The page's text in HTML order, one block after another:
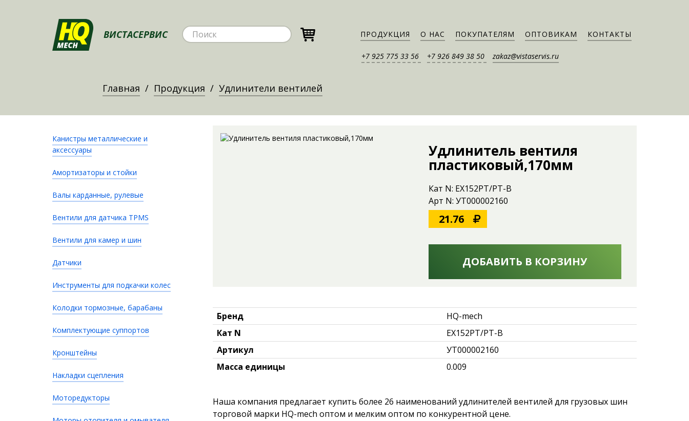
ВИСТАСЕРВИС ПРОДУКЦИЯ О НАС ПОКУПАТЕЛЯМ ОПТОВИКАМ КОНТАКТЫ
+7 925 775 33 56 +7 926 849 38 50 zakaz@vistaservis.ru
Главная Продукция Удлинители вентилей
Канистры металлические и
аксессуары
Амортизаторы и стойки
Валы карданные, рулевые
Вентили для датчика TPMS
Вентили для камер и шин
Датчики
Инструменты для подкачки колес
Колодки тормозные, барабаны
Комплектующие суппортов
Кронштейны
Накладки сцепления
Моторедукторы
Удлинитель вентиля
пластиковый,170мм
Кат N: EX152PT/PT-B
Арт N: УТ000002160
21.76
ДОБАВИТЬ В КОРЗИНУ
Бренд
HQ-mech
Кат N
EX152PT/PT-B
Артикул
УТ000002160
Масса единицы
0.009
Наша компания предлагает купить более 26 наименований удлинителей вентилей для грузовых шин
торговой марки HQ-mech оптом и мелким оптом по конкурентной цене.